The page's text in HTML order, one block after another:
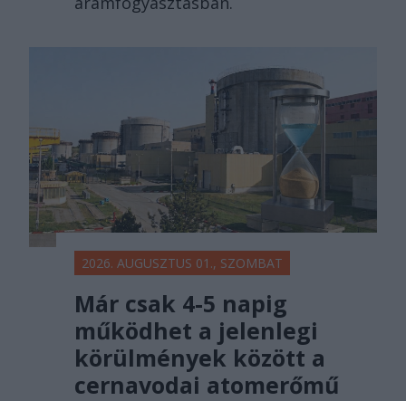
2026. AUGUSZTUS 01., SZOMBAT
Már csak 4-5 napig
működhet a jelenlegi
körülmények között a
cernavodai atomerőmű